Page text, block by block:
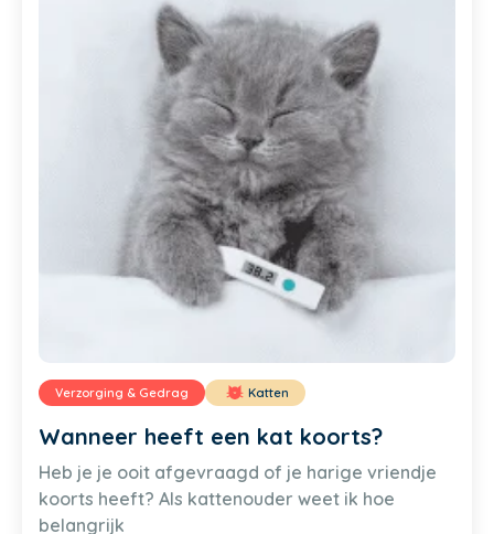
Verzorging & Gedrag Katten
Wanneer heeft een kat koorts?
Heb je je ooit afgevraagd of je harige vriendje
koorts heeft? Als kattenouder weet ik hoe
belangrijk